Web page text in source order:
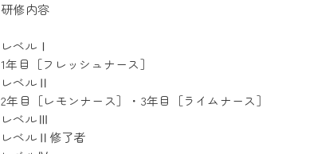
研修内容
レベルⅠ
1年目［フレッシュナース］
レベルⅡ
2年目［レモンナース］・3年目［ライムナース］
レベルⅢ
レベルⅡ修了者